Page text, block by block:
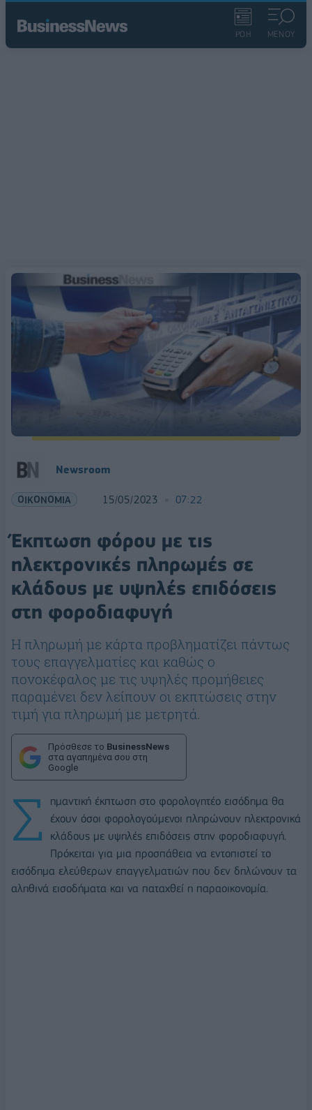
ΡΟΗ ΜΕΝΟΥ
Newsroom
ΟΙΚΟΝΟΜΙΑ 15/05/2023 07:22
Έκπτωση φόρου με τις
ηλεκτρονικές πληρωμές σε
κλάδους με υψηλές επιδόσεις
στη φοροδιαφυγή
Η πληρωμή με κάρτα προβληματίζει πάντως
τους επαγγελματίες και καθώς ο
πονοκέφαλος με τις υψηλές προμήθειες
παραμένει δεν λείπουν οι εκπτώσεις στην
τιμή για πληρωμή με μετρητά.
Πρόσθεσε το BusinessNews
στα αγαπημένα σου στη
Google
Σ
ημαντική έκπτωση στο φορολογητέο εισόδημα θα
έχουν όσοι φορολογούμενοι πληρώνουν ηλεκτρονικά
κλάδους με υψηλές επιδόσεις στην φοροδιαφυγή.
Πρόκειται για μια προσπάθεια να εντοπιστεί το
εισόδημα ελεύθερων επαγγελματιών που δεν δηλώνουν τα
αληθινά εισοδήματα και να παταχθεί η παραοικονομία.